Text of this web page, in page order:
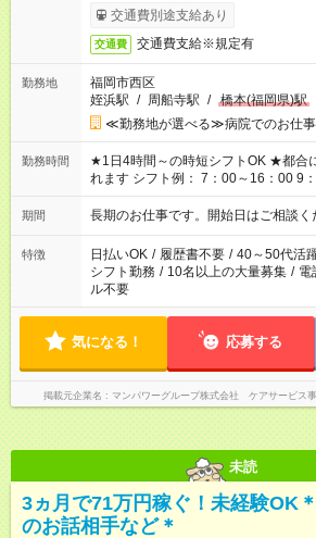
了次第のお支払いとなります。
交通費別途支給あり
交通費 交通費支給※規定有
勤務地
福岡市西区
姪浜駅 / 周船寺駅 / 橋本(福岡県)駅
≪勤務地が選べる≫病院でのお仕事
勤務時間
★1日4時間～の時短シフトOK ★都合に合わせてシフトが決めら
れます シフト例： 7：00～16：00 9
18：00 11：00～20：00 など ※Wワークの場合、他のお仕事と
合わせ週40時間超の就業はご案内で
派遣法（日雇い派遣の原則禁止）に
業はご案内が難しい場合があります
期間 長期のお仕事です。開始日はご相談
特徴 日払いOK / 履歴書不要 / 40～50代活
シフト勤務 / 10名以上の大量募集 / 電
ル不要
気になる！ 応募する
掲載元企業名 マンパワーグループ株式会社 ケアサービス
未読
3ヵ月で71万円稼ぐ！未経験OK
のお話相手など＊